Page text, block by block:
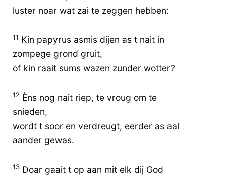
luster noar wat zai te zeggen hebben:
11 Kin papyrus asmis dijen as t nait in
zompege grond gruit,
of kin raait sums wazen zunder wotter?
12 Èns nog nait riep, te vroug om te
snieden,
wordt t soor en verdreugt, eerder as aal
aander gewas.
13 Doar gaait t op aan mit elk dij God